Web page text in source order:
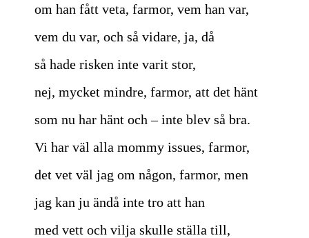
om han fått veta, farmor, vem han var,
vem du var, och så vidare, ja, då
så hade risken inte varit stor,
nej, mycket mindre, farmor, att det hänt
som nu har hänt och – inte blev så bra.
Vi har väl alla mommy issues, farmor,
det vet väl jag om någon, farmor, men
jag kan ju ändå inte tro att han
med vett och vilja skulle ställa till,